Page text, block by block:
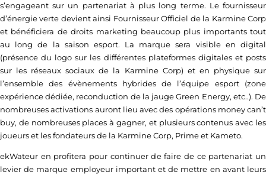
s’engageant sur un partenariat à plus long terme. Le fournisseur
d’énergie verte devient ainsi Fournisseur Officiel de la Karmine Corp
et bénéficiera de droits marketing beaucoup plus importants tout
au long de la saison esport. La marque sera visible en digital
(présence du logo sur les différentes plateformes digitales et posts
sur les réseaux sociaux de la Karmine Corp) et en physique sur
l’ensemble des évènements hybrides de l’équipe esport (zone
expérience dédiée, reconduction de la jauge Green Energy, etc..). De
nombreuses activations auront lieu avec des opérations money can’t
buy, de nombreuses places à gagner, et plusieurs contenus avec les
joueurs et les fondateurs de la Karmine Corp, Prime et Kameto.
ekWateur en profitera pour continuer de faire de ce partenariat un
levier de marque employeur important et de mettre en avant leurs